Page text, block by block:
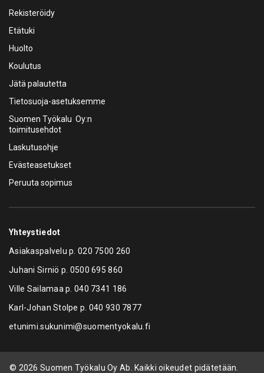
Rekisteröidy
Etätuki
Huolto
Koulutus
Jätä palautetta
Tietosuoja-asetuksemme
Suomen Työkalu Oy:n
toimitusehdot
Laskutusohje
Evästeasetukset
Peruuta sopimus
Yhteystiedot
Asiakaspalvelu p.020 7500 260
Juhani Sirniö p. 0500 695 860
Ville Sailamaa p.040 7341 186
Karl-Johan Stolpe p. 040 930 7877
etunimi.sukunimi@suomentyokalu.fi
© 2026 Suomen Työkalu Oy Ab. Kaikki oikeudet pidätetään.